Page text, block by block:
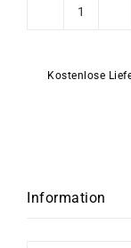
Habiba
Kostenlose
Information